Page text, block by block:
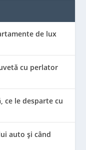
de lux
cu perlator
ce le desparte cu
auto și când